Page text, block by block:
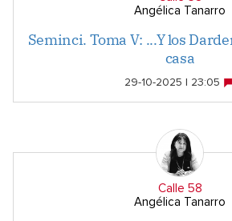
Angélica Tanarro
Seminci. Toma V: ...Y los
casa
29-10-2025 | 23:05
Calle 58
Angélica Tanarro